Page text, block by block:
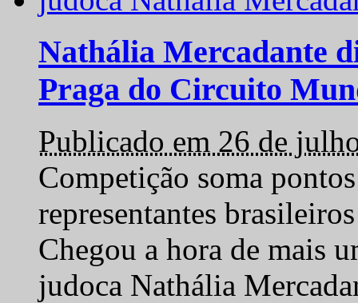
Nathália Mercadante
Praga do Circuito
Publicado em 26 de
Competição soma
representantes
Chegou a hora de mais
judoca Nathália